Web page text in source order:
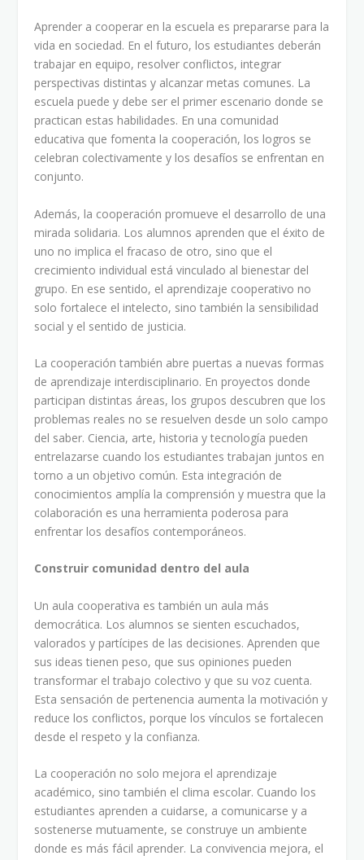
Aprender a cooperar en la escuela es prepararse para la
vida en sociedad. En el futuro, los estudiantes deberán
trabajar en equipo, resolver conflictos, integrar
perspectivas distintas y alcanzar metas comunes. La
escuela puede y debe ser el primer escenario donde se
practican estas habilidades. En una comunidad
educativa que fomenta la cooperación, los logros se
celebran colectivamente y los desafíos se enfrentan en
conjunto.
Además, la cooperación promueve el desarrollo de una
mirada solidaria. Los alumnos aprenden que el éxito de
uno no implica el fracaso de otro, sino que el
crecimiento individual está vinculado al bienestar del
grupo. En ese sentido, el aprendizaje cooperativo no
solo fortalece el intelecto, sino también la sensibilidad
social y el sentido de justicia.
La cooperación también abre puertas a nuevas formas
de aprendizaje interdisciplinario. En proyectos donde
participan distintas áreas, los grupos descubren que los
problemas reales no se resuelven desde un solo campo
del saber. Ciencia, arte, historia y tecnología pueden
entrelazarse cuando los estudiantes trabajan juntos en
torno a un objetivo común. Esta integración de
conocimientos amplía la comprensión y muestra que la
colaboración es una herramienta poderosa para
enfrentar los desafíos contemporáneos.
Construir comunidad dentro del aula
Un aula cooperativa es también un aula más
democrática. Los alumnos se sienten escuchados,
valorados y partícipes de las decisiones. Aprenden que
sus ideas tienen peso, que sus opiniones pueden
transformar el trabajo colectivo y que su voz cuenta.
Esta sensación de pertenencia aumenta la motivación y
reduce los conflictos, porque los vínculos se fortalecen
desde el respeto y la confianza.
La cooperación no solo mejora el aprendizaje
académico, sino también el clima escolar. Cuando los
estudiantes aprenden a cuidarse, a comunicarse y a
sostenerse mutuamente, se construye un ambiente
donde es más fácil aprender. La convivencia mejora, el